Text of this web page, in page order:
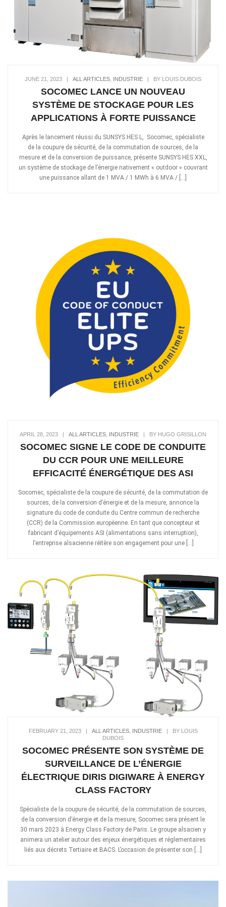
JUNE 21, 2023 ALL ARTICLES INDUSTRIE BY LOUIS DUBOIS
SOCOMEC LANCE UN NOUVEAU
SYSTÈME DE STOCKAGE POUR LES
APPLICATIONS À FORTE PUISSANCE
Après le lancement réussi du SUNSYS HES L, Socomec, spécialiste
de la coupure de sécurité, de la commutation de sources, de la
mesure et de la conversion de puissance, présente SUNSYS HES XXL,
un système de stockage de l’énergie nativement « outdoor » couvrant
une puissance allant de 1 MVA / 1 MWh à 6 MVA / […]
APRIL 28, 2023 ALL ARTICLES INDUSTRIE BY HUGO GRISILLON
SOCOMEC SIGNE LE CODE DE CONDUITE
DU CCR POUR UNE MEILLEURE
EFFICACITÉ ÉNERGÉTIQUE DES ASI
Socomec, spécialiste de la coupure de sécurité, de la commutation de
sources, de la conversion d’énergie et de la mesure, annonce la
signature du code de conduite du Centre commun de recherche
(CCR) de la Commission européenne. En tant que concepteur et
fabricant d’équipements ASI (alimentations sans interruption),
l’entreprise alsacienne réitère son engagement pour une […]
FEBRUARY 21, 2023| ALL ARTICLES, INDUSTRIE|
BY LOUIS
DUBOIS
SOCOMEC PRÉSENTE SON SYSTÈME DE
SURVEILLANCE DE L’ÉNERGIE
ÉLECTRIQUE DIRIS DIGIWARE À ENERGY
CLASS FACTORY
Spécialiste de la coupure de sécurité, de la commutation de sources,
de la conversion d’énergie et de la mesure, Socomec sera présent le
30 mars 2023 à Energy Class Factory de Paris. Le groupe alsacien y
animera un atelier autour des enjeux énergétiques et réglementaires
liés aux décrets Tertiaire et BACS. L’occasion de présenter son […]